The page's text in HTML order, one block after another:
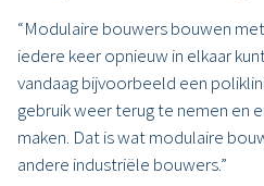
“Modulaire bouwers bouwen
iedere keer opnieuw in elkaar
vandaag bijvoorbeeld een
gebruik weer terug te nemen en
maken. Dat is wat modulaire
andere industriële bouwers.”